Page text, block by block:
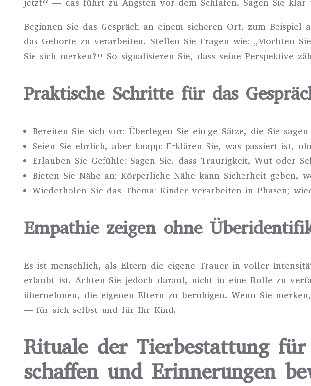
jetzt“ — das führt zu Ängsten vor dem Schlafen. Sagen Sie
Beginnen Sie das Gespräch an einem sicheren Ort, zum
das Gehörte zu verarbeiten. Stellen Sie Fragen wie: „Möchten
Sie sich merken?“ So signalisieren Sie, dass seine Perspektive
Praktische Schritte für das
Bereiten Sie sich vor: Überlegen Sie einige Sätze, die Sie
Seien Sie ehrlich, aber knapp: Erklären Sie, was passiert ist,
Erlauben Sie Gefühle: Sagen Sie, dass Traurigkeit, Wut oder
Bieten Sie Nähe an: Körperliche Nähe kann Sicherheit geben,
Wiederholen Sie das Thema: Kinder verarbeiten in Phasen;
Empathie zeigen ohne
Es ist menschlich, als Eltern die eigene Trauer in voller
erlaubt ist. Achten Sie jedoch darauf, nicht in eine Rolle zu
übernehmen, die eigenen Eltern zu beruhigen. Wenn Sie
— für sich selbst und für Ihr Kind.
Rituale der Tierbestattung
schaffen und Erinnerungen